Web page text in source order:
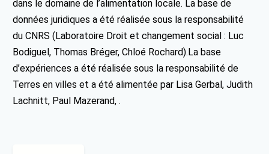
dans le domaine de l’alimentation locale. La base de
données juridiques a été réalisée sous la responsabilité
du CNRS (Laboratoire Droit et changement social : Luc
Bodiguel, Thomas Bréger, Chloé Rochard).La base
d’expériences a été réalisée sous la responsabilité de
Terres en villes et a été alimentée par Lisa Gerbal, Judith
Lachnitt, Paul Mazerand, .